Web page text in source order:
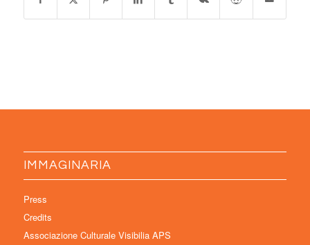
IMMAGINARIA
Press
Credits
Associazione Culturale Visibilia APS